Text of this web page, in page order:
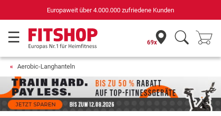
Europaweit über 4.000.000 zufriedene Kunden
69x
Aerobic-Langhanteln